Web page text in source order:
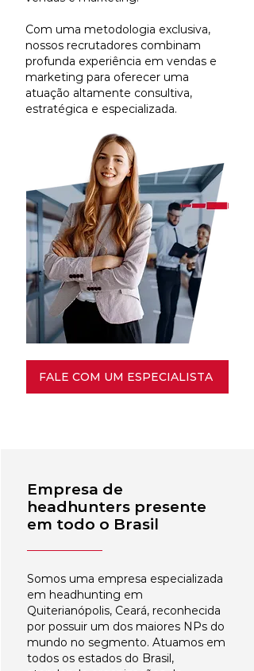
Com uma metodologia exclusiva,
nossos recrutadores combinam
profunda experiência em vendas e
marketing para oferecer uma
atuação altamente consultiva,
estratégica e especializada.
FALE COM UM ESPECIALISTA
Empresa de
headhunters presente
em todo o Brasil
Somos uma empresa especializada
em headhunting em
Quiterianópolis, Ceará, reconhecida
por possuir um dos maiores NPs do
mundo no segmento. Atuamos em
todos os estados do Brasil,